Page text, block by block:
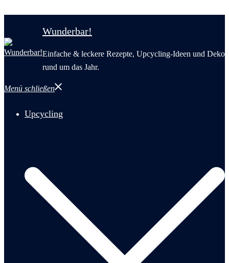
Wunderbar!
Einfache & leckere Rezepte, Upcycling-Ideen und Deko
rund um das Jahr.
Menü schließen
Upcycling